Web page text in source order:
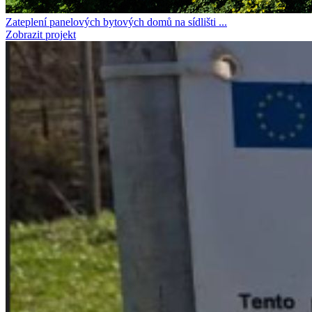
Zateplení panelových bytových domů na sídlišti ...
Zobrazit projekt